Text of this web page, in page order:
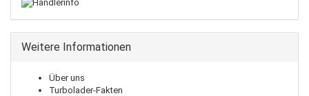
Weitere Informationen
Über uns
Turbolader-Fakten